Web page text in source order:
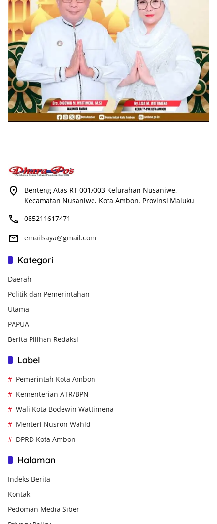
Benteng Atas RT 001/003 Kelurahan Nusaniwe,
Kecamatan Nusaniwe, Kota Ambon, Provinsi Maluku
085211617471
emailsaya@gmail.com
Kategori
Daerah
Politik dan Pemerintahan
Utama
PAPUA
Berita Pilihan Redaksi
Label
Pemerintah Kota Ambon
Kementerian ATR/BPN
Wali Kota Bodewin Wattimena
Menteri Nusron Wahid
DPRD Kota Ambon
Halaman
Indeks Berita
Kontak
Pedoman Media Siber